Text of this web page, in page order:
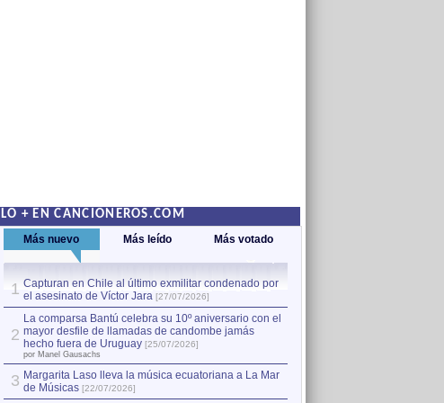
LO + EN CANCIONEROS.COM
Más nuevo Más leído Más votado
1 Capturan en Chile al último exmilitar condenado por
el asesinato de Víctor Jara [27/07/2026]
2
La comparsa Bantú celebra su 10º aniversario con el
mayor desfile de llamadas de candombe jamás
hecho fuera de Uruguay [25/07/2026]
por Manel Gausachs
3 Margarita Laso lleva la música ecuatoriana a La Mar
de Músicas [22/07/2026]